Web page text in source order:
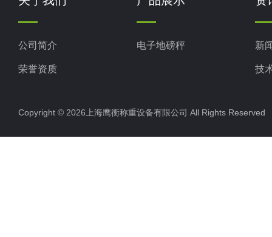
公司简介
荣誉资质
电子地磅秤 新
技
Copyright © 2026上海鹰衡称重设备有限公司 All Rights